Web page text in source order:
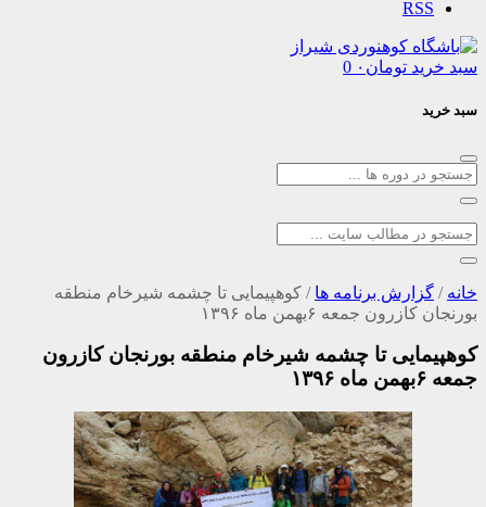
تومان۰ 0
برنامه ها / کوهپیمایی تا چشمه شیرخام منطقه
جمعه ۶بهمن ماه ۱۳۹۶
تا چشمه شیرخام منطقه بورنجان کازرون